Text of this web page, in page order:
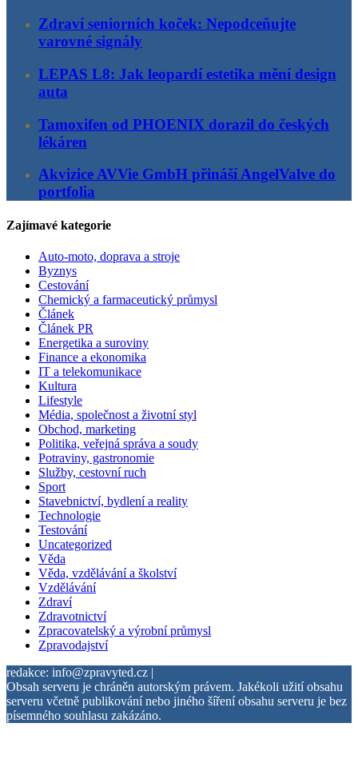
Zdraví seniorních koček: Nepodceňujte
varovné signály
LEPAS L8: Jak leopardí estetika mění design
auta
Tamoxifen od PHOENIX dorazil do českých
lékáren
Akvizice AVVie GmbH přináší AngelValve do
portfolia
Zajímavé kategorie
Auto-moto, doprava a stroje
Byznys
Cestování
Chemický a farmaceutický průmysl
Článek
Článek PR
Energetika a suroviny
Finance a ekonomika
IT a telekomunikace
Kultura
Lifestyle
Média, společnost a životní styl
Obchod, marketing
Politika, veřejná správa a soudy
Potraviny, gastronomie
Služby, cestovní ruch
Sport
Stavebnictví, bydlení a reality
Technologie
Testování
Uncategorized
Věda
Věda, vzdělávání a školství
Vzdělávání
Zdraví
Zdravotnictví
Zpracovatelský a výrobní průmysl
Zpravodajství
redakce: info@zpravyted.cz |
Obsah serveru je chráněn autorským právem. Jakékoli užití obsahu
serveru včetně publikování nebo jiného šíření obsahu serveru je bez
písemného souhlasu zakázáno.